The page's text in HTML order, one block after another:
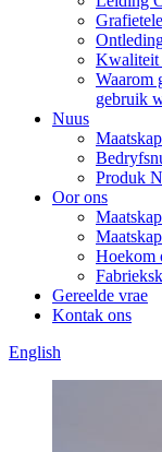
Kwaliteit
Waarom
gebruik
Nuus
Produk
Oor ons
Hoekom
Gereelde vrae
Kontak ons
English